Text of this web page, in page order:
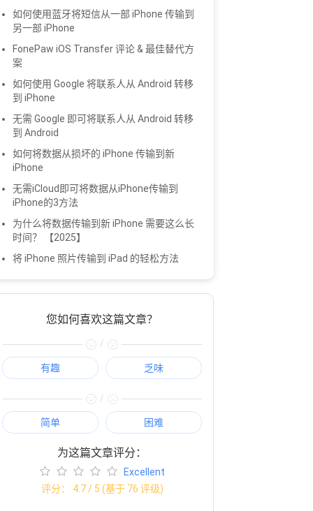
如何使用蓝牙将短信从一部 iPhone 传输到
另一部 iPhone
FonePaw iOS Transfer 评论 & 最佳替代方
案
如何使用 Google 将联系人从 Android 转移
到 iPhone
无需 Google 即可将联系人从 Android 转移
到 Android
如何将数据从损坏的 iPhone 传输到新
iPhone
无需iCloud即可将数据从iPhone传输到
iPhone的3方法
为什么将数据传输到新 iPhone 需要这么长
时间？ 【2025】
将 iPhone 照片传输到 iPad 的轻松方法
您如何喜欢这篇文章？
/
有趣 乏味
/
简单 困难
为这篇文章评分：
Excellent
评分： 4.7/ 5 (基于 76 评级)